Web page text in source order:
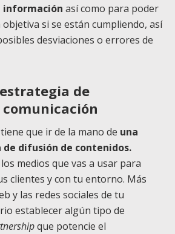
información así como para poder
si se están cumpliendo, así
desviaciones o errores de
de
que ir de la mano de una
difusión de contenidos.
medios que vas a usar para
clientes y con tu entorno. Más
y las redes sociales de tu
establecer algún tipo de
que potencie el